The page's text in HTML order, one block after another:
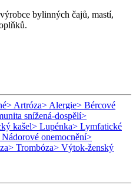
bylinných čajů, mastí,
> Artróza> Alergie> Bércové
snížená-dospělí>
kašel> Lupénka> Lymfatické
onemocnění>
> Trombóza> Výtok-ženský